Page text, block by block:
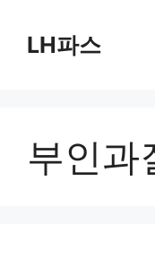
LH파스
부인과